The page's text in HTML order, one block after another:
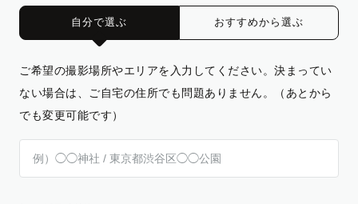
自分で選ぶ おすすめから選ぶ
ご希望の撮影場所やエリアを入力してください。決まってい
ない場合は、ご自宅の住所でも問題ありません。（あとから
でも変更可能です）